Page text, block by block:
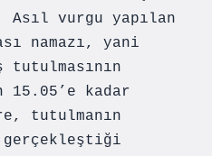
Asıl vurgu yapılan
namazı, yani
tutulmasının
15.05’e kadar
tutulmanın
gerçekleştiği